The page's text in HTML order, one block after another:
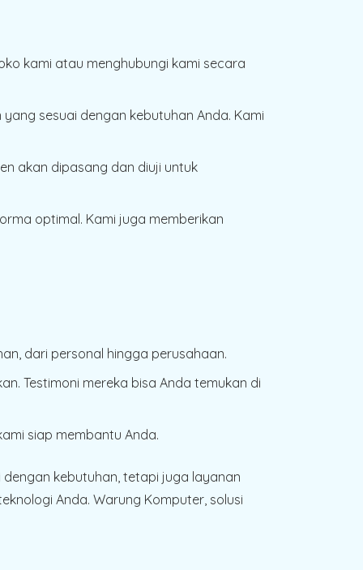
kami atau menghubungi kami secara
sesuai dengan kebutuhan Anda. Kami
akan dipasang dan diuji untuk
optimal. Kami juga memberikan
dari personal hingga perusahaan.
Testimoni mereka bisa Anda temukan di
siap membantu Anda.
dengan kebutuhan, tetapi juga layanan
Anda. Warung Komputer, solusi